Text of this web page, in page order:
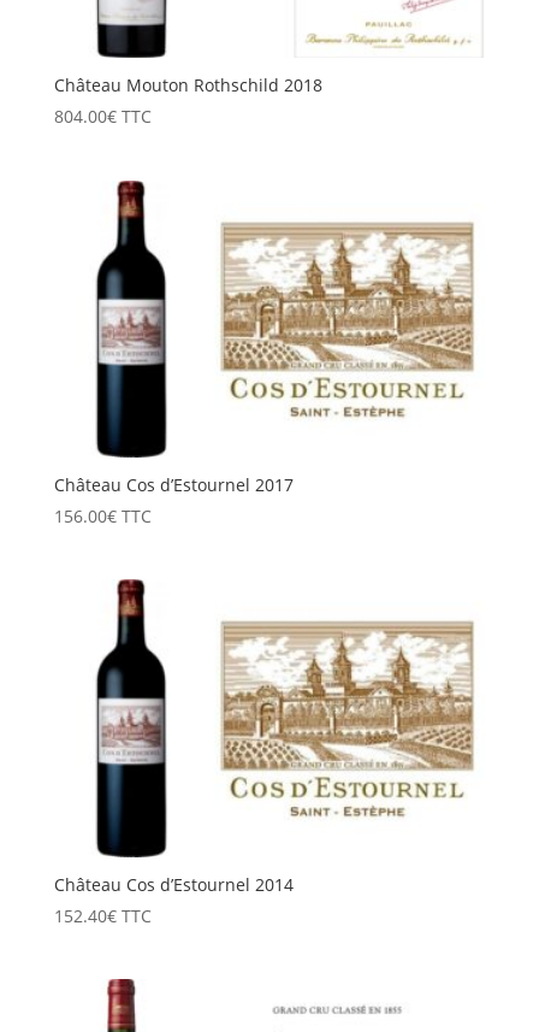
Château Mouton Rothschild 2018
804.00€ TTC
Château Cos d’Estournel 2017
156.00€ TTC
Château Cos d’Estournel 2014
152.40€ TTC